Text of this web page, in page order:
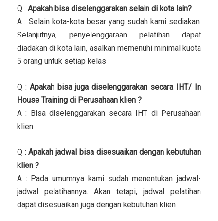
Q : Apakah bisa diselenggarakan selain di kota lain?
A : Selain kota-kota besar yang sudah kami sediakan.
Selanjutnya, penyelenggaraan pelatihan dapat
diadakan di kota lain, asalkan memenuhi minimal kuota
5 orang untuk setiap kelas
Q : Apakah bisa juga diselenggarakan secara IHT/ In
House Training di Perusahaan klien ?
A : Bisa diselenggarakan secara IHT di Perusahaan
klien
Q :Apakah jadwal bisa disesuaikan dengan kebutuhan
klien ?
A : Pada umumnya kami sudah menentukan jadwal-
jadwal pelatihannya. Akan tetapi, jadwal pelatihan
dapat disesuaikan juga dengan kebutuhan klien